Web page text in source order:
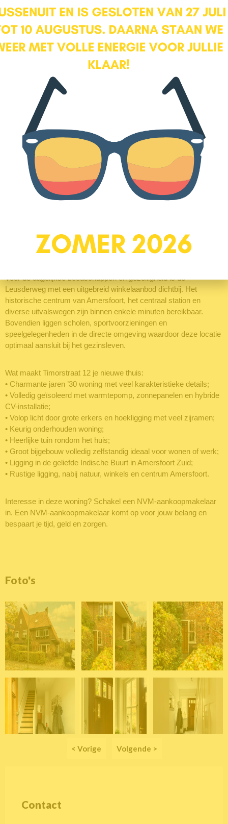
formaat en rijk aan groen wat het geheel een verzorgde en
Grenzend aan de keuken bevindt zich de praktische geïsoleerde
berging met wasmachine opstelling. Deze ruimte is van
toegankelijk vanaf de tuinbuiten toegankelijk is. In de achtertuin
staat een ruim, zelfstandig bijgebouw.
Het ruime bijgebouw (2008) biedt ongekend veel mogelijkheden
en is volledig geïsoleerd. Met eigen voorzieningen zoals een Cv-
installatie en toilet functioneert het geheel volledig zelfstandig.
Hierdoor is het ideaal als extra woonruimte voor logés, een au
pair, familie of een ouder kind dat nog geen zelfstandige
woonruimte heeft. Ook leent het bijgebouw zich perfect als
werkruimte aan huis, hobbyruimte of studio. Dankzij de eigen
faciliteiten kan het bijgebouw bovendien fiscaal gezien als
volwaardige werkruimte worden aangemerkt.
De ligging van deze woning is rustig en groen en toch dichtbij
alles wat Amersfoort te bieden heeft. Op korte afstand liggen de
bossen van Klein Zwitserland, Nimmerdor en het uitgestrekte
Voor de dagelijkse boodschappen en gezelligheid is de
Leusderweg met een uitgebreid winkelaanbod dichtbij. Het
historische centrum van Amersfoort, het centraal station en
diverse uitvalswegen zijn binnen enkele minuten bereikbaar.
Bovendien liggen scholen, sportvoorzieningen en
speelgelegenheden in de directe omgeving waardoor deze locatie
optimaal aansluit bij het gezinsleven.
Wat maakt Timorstraat 12 je nieuwe thuis:
• Charmante jaren ’30 woning met veel karakteristieke details;
• Volledig geïsoleerd met warmtepomp, zonnepanelen en hybride
CV-installatie;
• Volop licht door grote erkers en hoekligging met veel zijramen;
• Keurig onderhouden woning;
• Heerlijke tuin rondom het huis;
• Groot bijgebouw volledig zelfstandig ideaal voor wonen of werk;
• Ligging in de geliefde Indische Buurt in Amersfoort Zuid;
• Rustige ligging, nabij natuur, winkels en centrum Amersfoort.
Interesse in deze woning? Schakel een NVM-aankoopmakelaar
in. Een NVM-aankoopmakelaar komt op voor jouw belang en
bespaart je tijd, geld en zorgen.
Foto's
< Vorige Volgende >
Contact